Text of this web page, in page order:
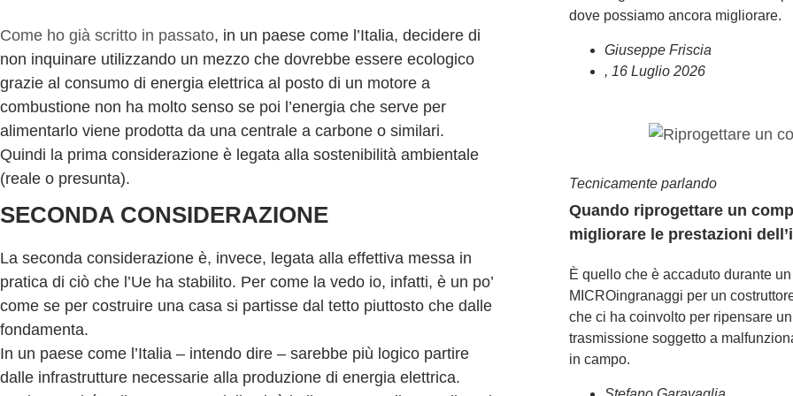
Come ho già scritto in passato, in un paese come l’Italia, decidere di
non inquinare utilizzando un mezzo che dovrebbe essere ecologico
grazie al consumo di energia elettrica al posto di un motore a
combustione non ha molto senso se poi l’energia che serve per
alimentarlo viene prodotta da una centrale a carbone o similari.
Quindi la prima considerazione è legata alla sostenibilità ambientale
(reale o presunta).
SECONDA CONSIDERAZIONE
La seconda considerazione è, invece, legata alla effettiva messa in
pratica di ciò che l’Ue ha stabilito. Per come la vedo io, infatti, è un po’
come se per costruire una casa si partisse dal tetto piuttosto che dalle
fondamenta.
In un paese come l’Italia – intendo dire – sarebbe più logico partire
dalle infrastrutture necessarie alla produzione di energia elettrica.
dove possiamo ancora migliorare.
Giuseppe Friscia
, 16 Luglio 2026
Tecnicamente parlando
Quando riprogettare un
migliorare le prestazioni
È quello che è accaduto durante
MICROingranaggi per un
che ci ha coinvolto per ripensare
trasmissione soggetto a
in campo.